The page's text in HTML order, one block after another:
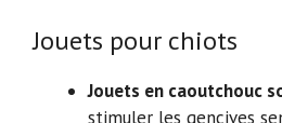
Jouets pour chiots
Jouets en caoutchouc
stimuler les gencives